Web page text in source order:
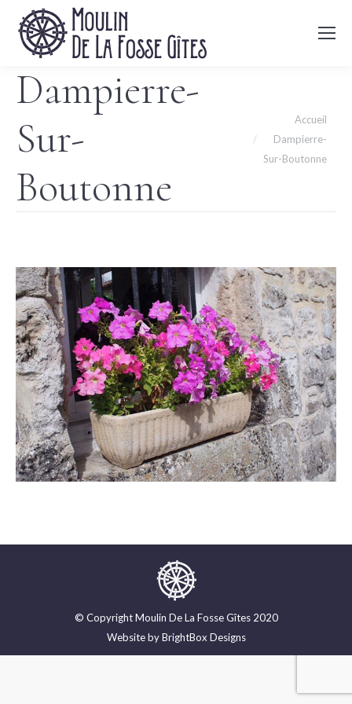
Dampierre-
Sur-
Boutonne
Vous êtes ici :Accueil
Dampierre-
Sur-Boutonne
© Copyright Moulin De La Fosse Gîtes 2020
Website byBrightBox Designs